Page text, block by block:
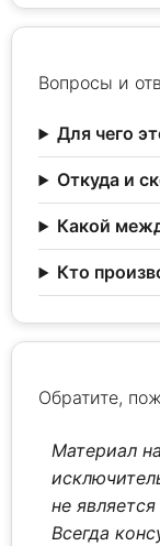
Вопросы и
Для чего
Откуда и
Какой
Кто
Обратите,
Материал
не
Всегда